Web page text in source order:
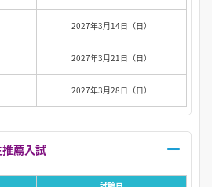
2027年3月14日（日）
2027年3月21日（日）
2027年3月28日（日）